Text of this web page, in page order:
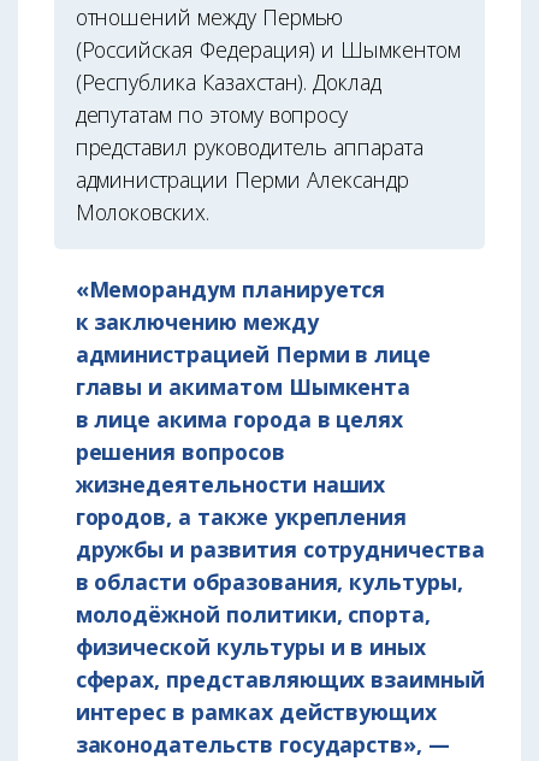
отношений между Пермью
(Российская Федерация) и Шымкентом
(Республика Казахстан). Доклад
депутатам по этому вопросу
представил руководитель аппарата
администрации Перми Александр
Молоковских.
«Меморандум планируется
к заключению между
администрацией Перми в лице
главы и акиматом Шымкента
в лице акима города в целях
решения вопросов
жизнедеятельности наших
городов, а также укрепления
дружбы и развития сотрудничества
в области образования, культуры,
молодёжной политики, спорта,
физической культуры и в иных
сферах, представляющих взаимный
интерес в рамках действующих
законодательств государств», —